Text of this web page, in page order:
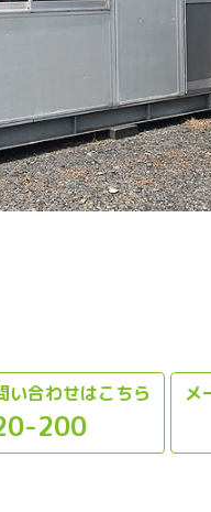
い合わせはこちら
200
メ